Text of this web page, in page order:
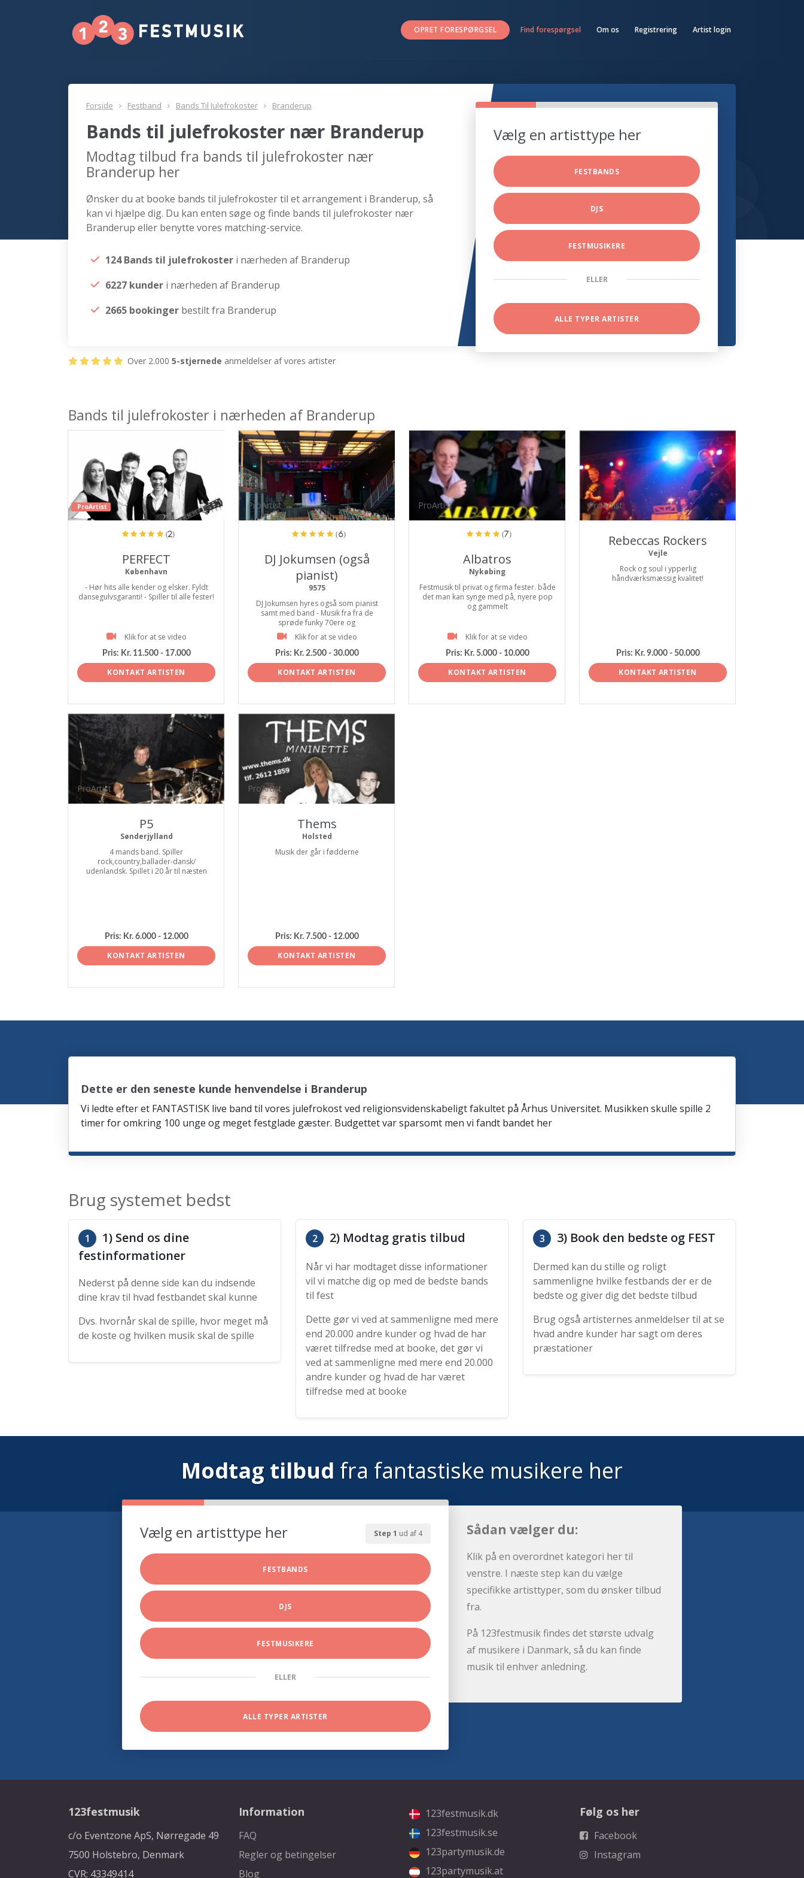
OPRET FORESPØRGSEL Find forespørgsel Om os Registrering Artist login
Forside Festband Bands Til Julefrokoster Branderup
Bands til julefrokoster nær Branderup
Modtag tilbud fra bands til julefrokoster nær
Branderup her
Ønsker du at booke bands til julefrokoster til et arrangement i Branderup, så
kan vi hjælpe dig. Du kan enten søge og finde bands til julefrokoster nær
Branderup eller benytte vores matching-service.
124 Bands til julefrokoster i nærheden af Branderup
6227 kunder i nærheden af Branderup
2665 bookinger bestilt fra Branderup
Vælg en artisttype her
FESTBANDS
DJS
FESTMUSIKERE
ELLER
ALLE TYPER ARTISTER
Over 2.000 5-stjernede anmeldelser af vores artister
Bands til julefrokoster i nærheden af Branderup
ProArtist
(2)
PERFECT
København
- Hør hits alle kender og elsker. Fyldt
dansegulvsgaranti! - Spiller til alle fester!
Klik for at se video
Pris: Kr. 11.500 - 17.000
KONTAKT ARTISTEN
ProArtist
(6)
DJ Jokumsen (også
pianist)
9575
DJ Jokumsen hyres også som pianist
samt med band - Musik fra fra de
sprøde funky 70ere og
Klik for at se video
Pris: Kr. 2.500 - 30.000
KONTAKT ARTISTEN
ProArtist
(7)
Albatros
Nykøbing
Festmusik til privat og firma fester. både
det man kan synge med på, nyere pop
og gammelt
Klik for at se video
Pris: Kr. 5.000 - 10.000
KONTAKT ARTISTEN
ProArtist
Rebeccas Rockers
Vejle
Rock og soul i ypperlig
håndværksmæssig kvalitet!
Pris: Kr. 9.000 - 50.000
KONTAKT ARTISTEN
ProArtist
P5
Sønderjylland
4 mands band. Spiller
rock,country,ballader-dansk/
udenlandsk. Spillet i 20 år til næsten
Pris: Kr. 6.000 - 12.000
KONTAKT ARTISTEN
ProArtist
Thems
Holsted
Musik der går i fødderne
Pris: Kr. 7.500 - 12.000
KONTAKT ARTISTEN
Dette er den seneste kunde henvendelse i Branderup
Vi ledte efter et FANTASTISK live band til vores julefrokost ved religionsvidenskabeligt fakultet på Århus Universitet. Musikken skulle spille 2
timer for omkring 100 unge og meget festglade gæster. Budgettet var sparsomt men vi fandt bandet her
Brug systemet bedst
1
1) Send os dine
festinformationer
Nederst på denne side kan du indsende
dine krav til hvad festbandet skal kunne
Dvs. hvornår skal de spille, hvor meget må
de koste og hvilken musik skal de spille
2 2) Modtag gratis tilbud
Når vi har modtaget disse informationer
vil vi matche dig op med de bedste bands
til fest
Dette gør vi ved at sammenligne med mere
end 20.000 andre kunder og hvad de har
været tilfredse med at booke, det gør vi
ved at sammenligne med mere end 20.000
andre kunder og hvad de har været
tilfredse med at booke
3 3) Book den bedste og FEST
Dermed kan du stille og roligt
sammenligne hvilke festbands der er de
bedste og giver dig det bedste tilbud
Brug også artisternes anmeldelser til at se
hvad andre kunder har sagt om deres
præstationer
Modtag tilbud fra fantastiske musikere her
Step 1 ud af 4
Vælg en artisttype her
FESTBANDS
DJS
FESTMUSIKERE
ELLER
ALLE TYPER ARTISTER
Sådan vælger du:
Klik på en overordnet kategori her til
venstre. I næste step kan du vælge
specifikke artisttyper, som du ønsker tilbud
fra.
På 123festmusik findes det største udvalg
af musikere i Danmark, så du kan finde
musik til enhver anledning.
123festmusik
c/o Eventzone ApS, Nørregade 49
7500 Holstebro, Denmark
CVR: 43349414
Information
FAQ
Regler og betingelser
Blog
123festmusik.dk
123festmusik.se
123partymusik.de
123partymusik.at
Følg os her
Facebook
Instagram